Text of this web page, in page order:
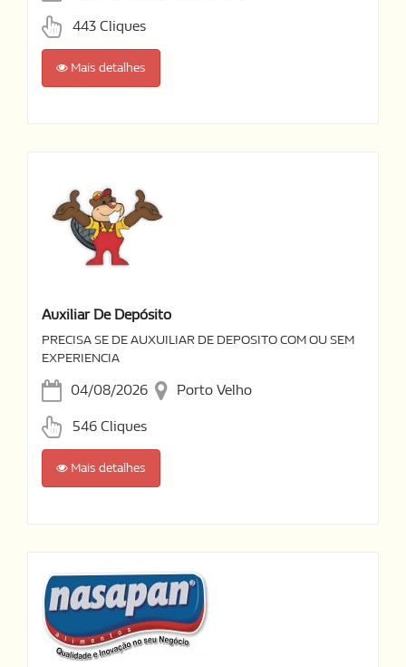
443 Cliques
Mais detalhes
Auxiliar De Depósito
PRECISA SE DE AUXUILIAR DE DEPOSITO COM OU SEM
EXPERIENCIA
04/08/2026 Porto Velho
546 Cliques
Mais detalhes